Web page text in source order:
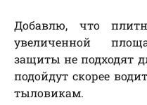
Добавлю, что
увеличенной
защиты не подходят
подойдут скорее
тыловикам.